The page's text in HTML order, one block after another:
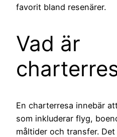
favorit bland resenärer.
Vad är
En charterresa innebär
som inkluderar flyg,
måltider och transfer.